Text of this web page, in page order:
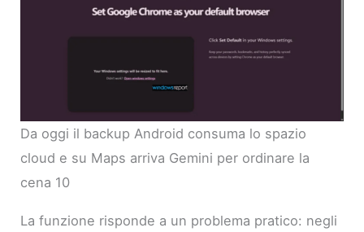
Da oggi il backup Android consuma lo spazio
cloud e su Maps arriva Gemini per ordinare la
cena 10
La funzione risponde a un problema pratico: negli